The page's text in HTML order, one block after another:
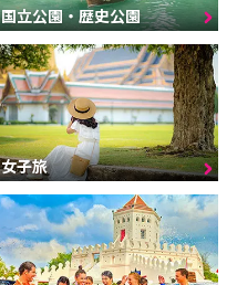
国立公園・歴史公園
女子旅